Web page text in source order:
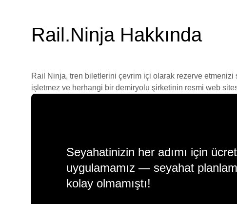
Rail.Ninja Hakkında
Rail Ninja, tren biletlerini çevrim içi olarak rezerve etmenizi
işletmez ve herhangi bir demiryolu şirketinin resmi web
Seyahatinizin her adımı için
uygulamamız — seyahat
kolay olmamıştı!